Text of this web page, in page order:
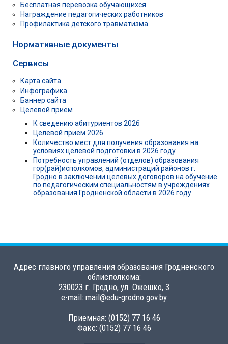
Бесплатная перевозка обучающихся
Награждение педагогических работников
Профилактика детского травматизма
Нормативные документы
Сервисы
Карта сайта
Инфографика
Баннер сайта
Целевой прием
К сведению абитуриентов 2026
Целевой прием 2026
Количество мест для получения образования на
условиях целевой подготовки в 2026 году
Потребность управлений (отделов) образования
гор(рай)исполкомов, администраций районов г.
Гродно в заключении целевых договоров на обучение
по педагогическим специальностям в учреждениях
образования Гродненской области в 2026 году
Адрес главного управления образования Гродненского
облисполкома:
230023 г. Гродно, ул. Ожешко, 3
e-mail: mail@edu-grodno.gov.by
Приемная: (0152) 77 16 46
Факс: (0152) 77 16 46